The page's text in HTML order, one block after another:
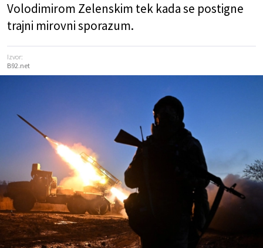
Volodimirom Zelenskim tek kada se postigne
trajni mirovni sporazum.
Izvor:
B92.net